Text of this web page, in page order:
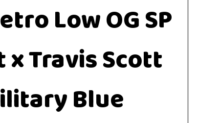
Low OG SP
Travis Scott
Blue